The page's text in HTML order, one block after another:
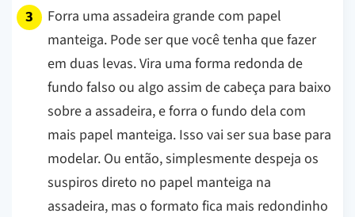
Forra uma assadeira grande com papel
manteiga. Pode ser que você tenha que fazer
em duas levas. Vira uma forma redonda de
fundo falso ou algo assim de cabeça para baixo
sobre a assadeira, e forra o fundo dela com
mais papel manteiga. Isso vai ser sua base para
modelar. Ou então, simplesmente despeja os
suspiros direto no papel manteiga na
assadeira, mas o formato fica mais redondinho